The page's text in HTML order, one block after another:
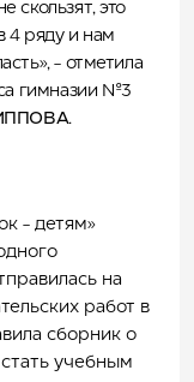
скользят, это
4 ряду и нам
- отметила
гимназии №3
.
- детям»
на
работ в
сборник о
учебным